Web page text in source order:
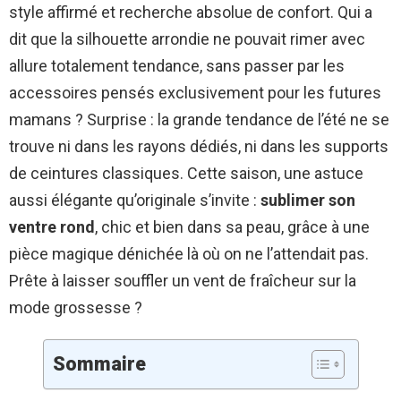
style affirmé et recherche absolue de confort. Qui a
dit que la silhouette arrondie ne pouvait rimer avec
allure totalement tendance, sans passer par les
accessoires pensés exclusivement pour les futures
mamans ? Surprise : la grande tendance de l’été ne se
trouve ni dans les rayons dédiés, ni dans les supports
de ceintures classiques. Cette saison, une astuce
aussi élégante qu’originale s’invite : sublimer son
ventre rond, chic et bien dans sa peau, grâce à une
pièce magique dénichée là où on ne l’attendait pas.
Prête à laisser souffler un vent de fraîcheur sur la
mode grossesse ?
Sommaire